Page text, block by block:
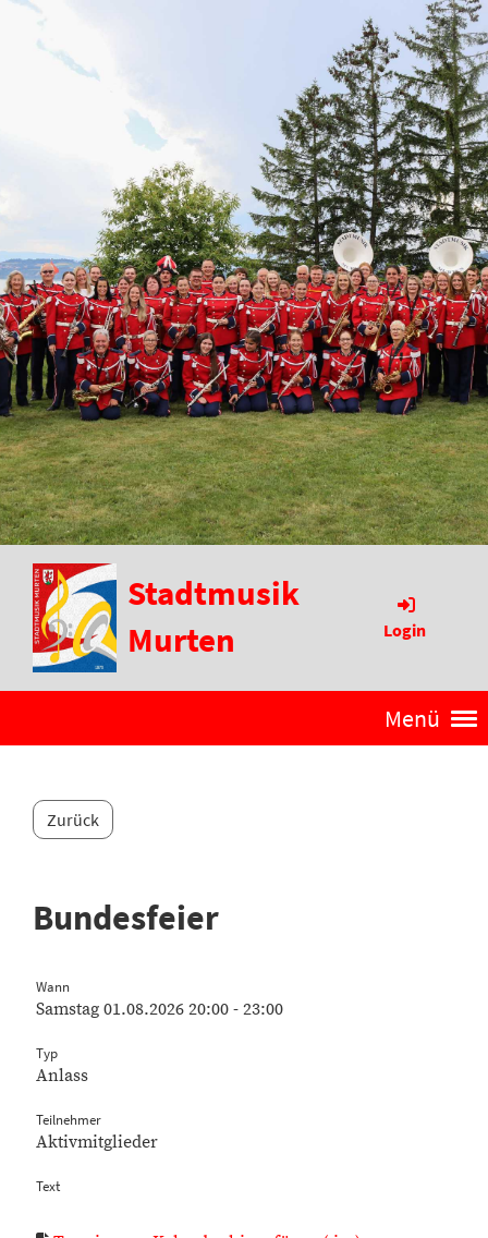
Stadtmusik
Murten
Login
Menü
Zurück
Bundesfeier
Wann
Samstag 01.08.2026 20:00 - 23:00
Typ
Anlass
Teilnehmer
Aktivmitglieder
Text